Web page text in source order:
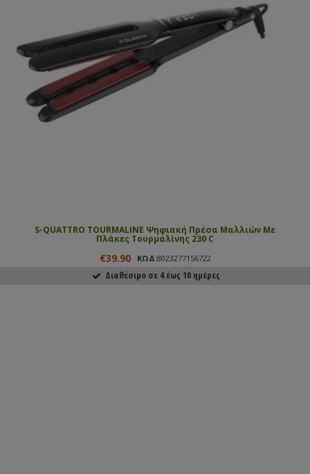
S-QUATTRO TOURMALINE Ψηφιακή Πρέσα Μαλλιών Με
Πλάκες Τουρμαλίνης 230 C
€39.90 ΚΩΔ:8023277156722
Διαθέσιμο σε 4 έως 10 ημέρες